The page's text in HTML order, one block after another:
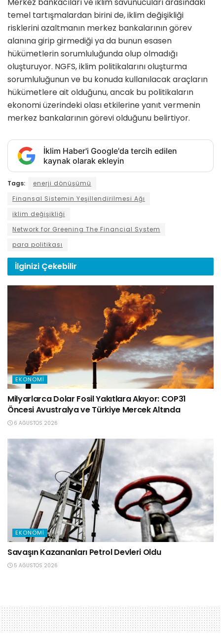
Merkez bankacıları ve iklim savunucuları arasındaki
temel tartışmalardan birini de, iklim değişikliği
risklerini azaltmanın merkez bankalarının görev
alanına girip girmediği ya da bunun esasen
hükümetlerin sorumluluğunda olup olmadığı
oluşturuyor. NGFS, iklim politikalarını oluşturma
sorumluluğunun ve bu konuda kullanılacak araçların
hükümetlere ait olduğunu, ancak bu politikaların
ekonomi üzerindeki olası etkilerine yanıt vermenin
merkez bankalarının görevi olduğunu belirtiyor.
İklim Haber'i Google'da tercih edilen
kaynak olarak ekleyin
Tags:
enerji dönüşümü
Finansal Sistemin Yeşillendirilmesi Ağı
iklim değişikliği
Network for Greening The Financial System
para politikası
İlginizi Çekebilir
EKONOMI
Milyarlarca Dolar Fosil Yakıtlara Akıyor: COP31
Öncesi Avustralya ve Türkiye Mercek Altında
6 AĞUSTOS 2026
EKONOMI
Savaşın Kazananları Petrol Devleri Oldu
5 AĞUSTOS 2026